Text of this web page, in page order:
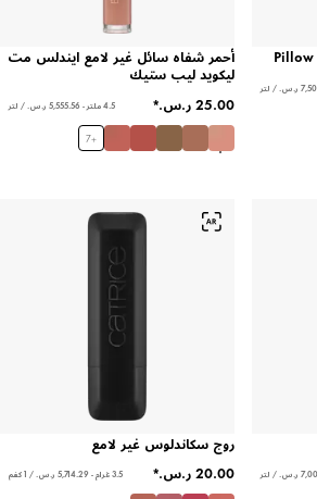
أحمر شفاه سائل غير لامع ايندلس مت
ليكويد ليب ستيك
4.5 ملتر - ‏5,555.56 ر.س.‏ / لتر
+
7
روج سكاندلوس غير لامع
3.5 غرام - ‏5,714.29 ر.س.‏ / 1 كغم